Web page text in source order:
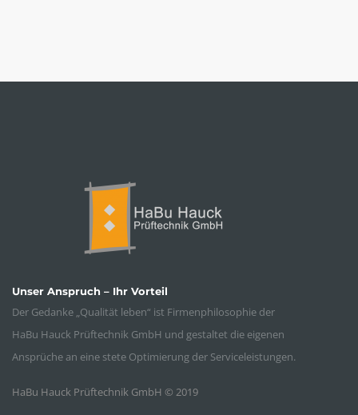
Unser Anspruch – Ihr Vorteil
Der Gedanke „Qualität leben“ ist Firmenphilosophie der
HaBu Hauck Prüftechnik GmbH und gestaltet die eigenen
Ansprüche an eine stete Optimierung der Serviceleistungen.
HaBu Hauck Prüftechnik GmbH © 2019